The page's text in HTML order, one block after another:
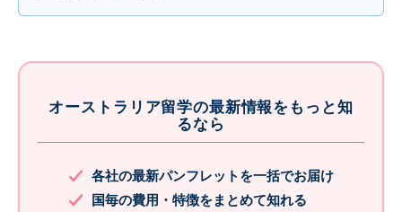
オーストラリア留学の最新情報をもっと知
るなら
各社の最新パンフレットを一括でお届け
国毎の費用・特徴をまとめて知れる